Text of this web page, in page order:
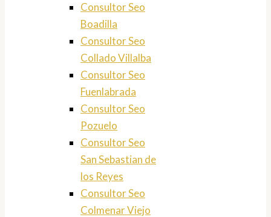
Consultor Seo
Boadilla
Consultor Seo
Collado Villalba
Consultor Seo
Fuenlabrada
Consultor Seo
Pozuelo
Consultor Seo
San Sebastian de
los Reyes
Consultor Seo
Colmenar Viejo